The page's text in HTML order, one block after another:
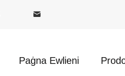
Paġna Ewlieni